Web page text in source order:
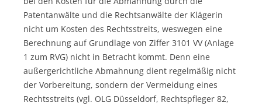
Patentanwälte und die Rechtsanwälte der Klägerin
nicht um Kosten des Rechtsstreits, weswegen eine
Berechnung auf Grundlage von Ziffer 3101 VV (Anlage
1 zum RVG) nicht in Betracht kommt. Denn eine
außergerichtliche Abmahnung dient regelmäßig nicht
der Vorbereitung, sondern der Vermeidung eines
Rechtsstreits (vgl. OLG Düsseldorf, Rechtspfleger 82,